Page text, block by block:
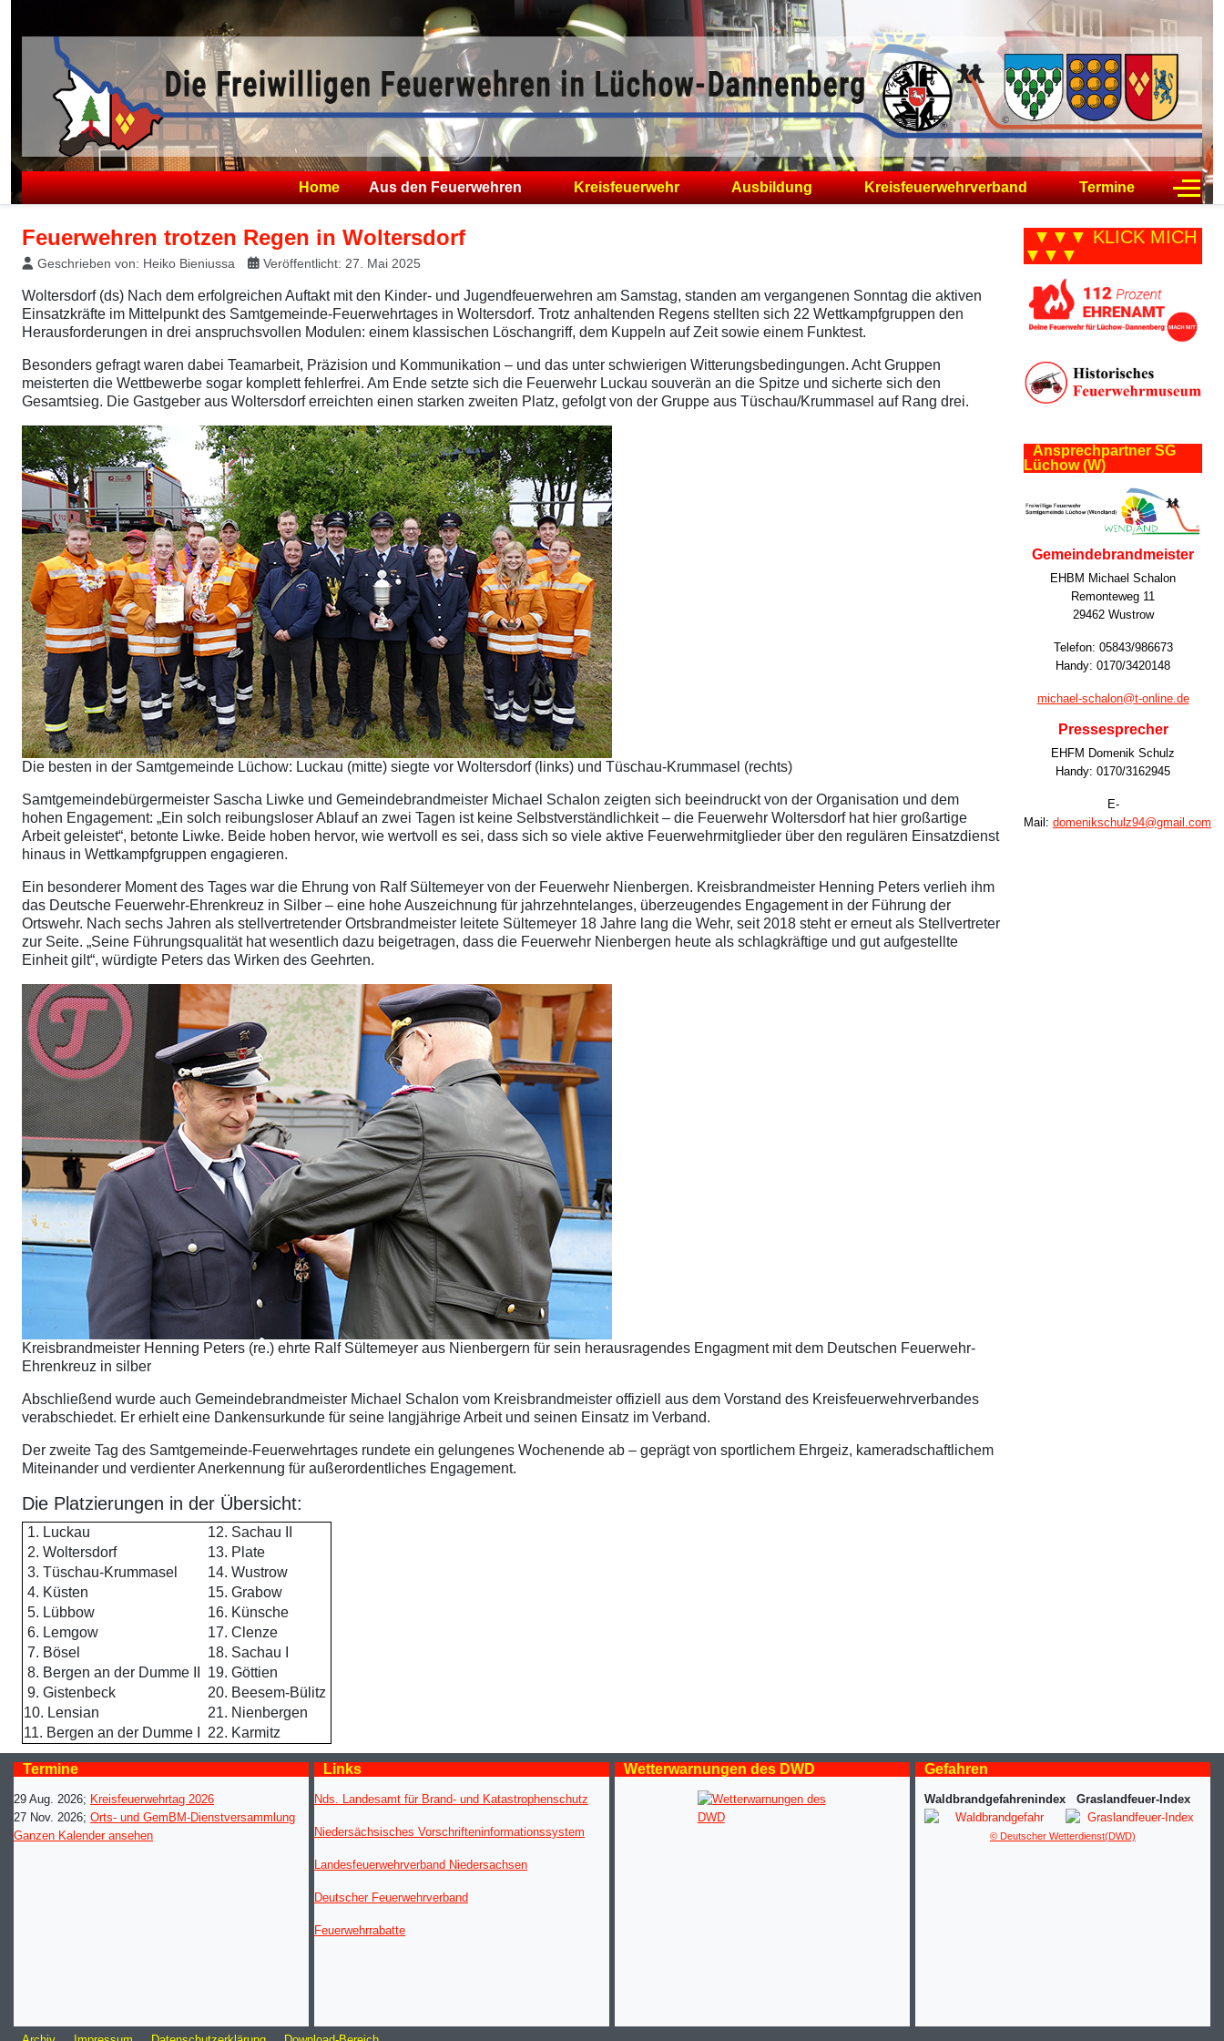
Home Aus den Feuerwehren Kreisfeuerwehr Ausbildung Kreisfeuerwehrverband Termine Off-
Feuerwehren trotzen Regen in Woltersdorf
Geschrieben von: Heiko Bieniussa Veröffentlicht: 27. Mai 2025
Woltersdorf (ds) Nach dem erfolgreichen Auftakt mit den Kinder- und Jugendfeuerwehren am Samstag, standen am vergangenen Sonntag die aktiven
Einsatzkräfte im Mittelpunkt des Samtgemeinde-Feuerwehrtages in Woltersdorf. Trotz anhaltenden Regens stellten sich 22 Wettkampfgruppen den
Herausforderungen in drei anspruchsvollen Modulen: einem klassischen Löschangriff, dem Kuppeln auf Zeit sowie einem Funktest.
Besonders gefragt waren dabei Teamarbeit, Präzision und Kommunikation – und das unter schwierigen Witterungsbedingungen. Acht Gruppen
meisterten die Wettbewerbe sogar komplett fehlerfrei. Am Ende setzte sich die Feuerwehr Luckau souverän an die Spitze und sicherte sich den
Gesamtsieg. Die Gastgeber aus Woltersdorf erreichten einen starken zweiten Platz, gefolgt von der Gruppe aus Tüschau/Krummasel auf Rang drei.
Die besten in der Samtgemeinde Lüchow: Luckau (mitte) siegte vor Woltersdorf (links) und Tüschau-Krummasel (rechts)
Samtgemeindebürgermeister Sascha Liwke und Gemeindebrandmeister Michael Schalon zeigten sich beeindruckt von der Organisation und dem
hohen Engagement: „Ein solch reibungsloser Ablauf an zwei Tagen ist keine Selbstverständlichkeit – die Feuerwehr Woltersdorf hat hier großartige
Arbeit geleistet“, betonte Liwke. Beide hoben hervor, wie wertvoll es sei, dass sich so viele aktive Feuerwehrmitglieder über den regulären Einsatzdienst
hinaus in Wettkampfgruppen engagieren.
Ein besonderer Moment des Tages war die Ehrung von Ralf Sültemeyer von der Feuerwehr Nienbergen. Kreisbrandmeister Henning Peters verlieh ihm
das Deutsche Feuerwehr-Ehrenkreuz in Silber – eine hohe Auszeichnung für jahrzehntelanges, überzeugendes Engagement in der Führung der
Ortswehr. Nach sechs Jahren als stellvertretender Ortsbrandmeister leitete Sültemeyer 18 Jahre lang die Wehr, seit 2018 steht er erneut als Stellvertreter
zur Seite. „Seine Führungsqualität hat wesentlich dazu beigetragen, dass die Feuerwehr Nienbergen heute als schlagkräftige und gut aufgestellte
Einheit gilt“, würdigte Peters das Wirken des Geehrten.
Kreisbrandmeister Henning Peters (re.) ehrte Ralf Sültemeyer aus Nienbergern für sein herausragendes Engagment mit dem Deutschen Feuerwehr-
Ehrenkreuz in silber
Abschließend wurde auch Gemeindebrandmeister Michael Schalon vom Kreisbrandmeister offiziell aus dem Vorstand des Kreisfeuerwehrverbandes
verabschiedet. Er erhielt eine Dankensurkunde für seine langjährige Arbeit und seinen Einsatz im Verband.
Der zweite Tag des Samtgemeinde-Feuerwehrtages rundete ein gelungenes Wochenende ab – geprägt von sportlichem Ehrgeiz, kameradschaftlichem
Miteinander und verdienter Anerkennung für außerordentliches Engagement.
Die Platzierungen in der Übersicht:
1. Luckau
12. Sachau II
2. Woltersdorf
13. Plate
3. Tüschau-Krummasel
14. Wustrow
4. Küsten
15. Grabow
5. Lübbow
16. Künsche
6. Lemgow
17. Clenze
7. Bösel
18. Sachau I
8. Bergen an der Dumme II
19. Göttien
9. Gistenbeck
20. Beesem-Bülitz
10. Lensian
21. Nienbergen
11. Bergen an der Dumme I
22. Karmitz
▼▼▼ KLICK MICH
▼▼▼
Ansprechpartner SG
Lüchow (W)
Gemeindebrandmeister
EHBM Michael Schalon
Remonteweg 11
29462 Wustrow
Telefon: 05843/986673
Handy: 0170/3420148
michael-schalon@t-online.de
Pressesprecher
EHFM Domenik Schulz
Handy: 0170/3162945
E-
Mail: domenikschulz94@gmail.com
Termine
29 Aug. 2026; Kreisfeuerwehrtag 2026
27 Nov. 2026; Orts- und GemBM-Dienstversammlung
Ganzen Kalender ansehen
Links
Nds. Landesamt für Brand- und Katastrophenschutz
Niedersächsisches Vorschrifteninformationssystem
Landesfeuerwehrverband Niedersachsen
Deutscher Feuerwehrverband
Feuerwehrrabatte
Wetterwarnungen des DWD Gefahren
Waldbrandgefahrenindex Graslandfeuer-Index
© Deutscher Wetterdienst(DWD)